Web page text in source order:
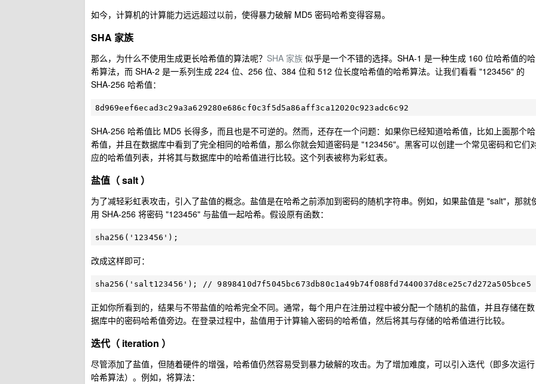
如今，计算机的计算能力远远超过以前，使得暴力破解 MD5 密码哈希变得容易。
SHA 家族
那么，为什么不使用生成更长哈希值的算法呢？ SHA 家族 似乎是一个不错的选择。SHA-1 是一种生成 160 位哈希值的哈
希算法，而 SHA-2 是一系列生成 224 位、256 位、384 位和 512 位长度哈希值的哈希算法。让我们看看 "123456" 的
SHA-256 哈希值：
SHA-256 哈希值比 MD5 长得多，而且也是不可逆的。然而，还存在一个问题：如果你已经知道哈希值，比如上面那个哈
希值，并且在数据库中看到了完全相同的哈希值，那么你就会知道密码是 "123456"。黑客可以创建一个常见密码和它们
应的哈希值列表，并将其与数据库中的哈希值进行比较。这个列表被称为彩虹表。
盐值（ salt ）
为了减轻彩虹表攻击，引入了盐值的概念。盐值是在哈希之前添加到密码的随机字符串。例如，如果盐值是 "salt"，那就
用 SHA-256 将密码 "123456" 与盐值一起哈希。假设原有函数：
改成这样即可：
正如你所看到的，结果与不带盐值的哈希完全不同。通常，每个用户在注册过程中被分配一个随机的盐值，并且存储在数
据库中的密码哈希值旁边。在登录过程中，盐值用于计算输入密码的哈希值，然后将其与存储的哈希值进行比较。
迭代（ iteration ）
尽管添加了盐值，但随着硬件的增强，哈希值仍然容易受到暴力破解的攻击。为了增加难度，可以引入迭代（即多次运行
哈希算法）。例如，将算法：